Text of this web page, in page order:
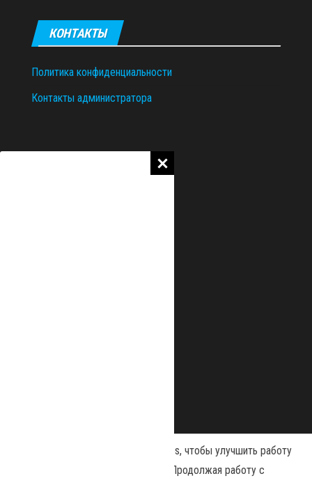
КОНТАКТЫ
Политика конфиденциальности
Контакты администратора
Наш сайт использует файлы cookies, чтобы улучшить работу
и повысить эффективность сайта. Продолжая работу с